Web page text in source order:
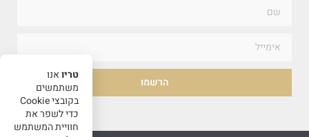
הרשמו
טריואנו
משתמשים
בקובצי Cookie
כדי לשפר את
חוויית המשתמש